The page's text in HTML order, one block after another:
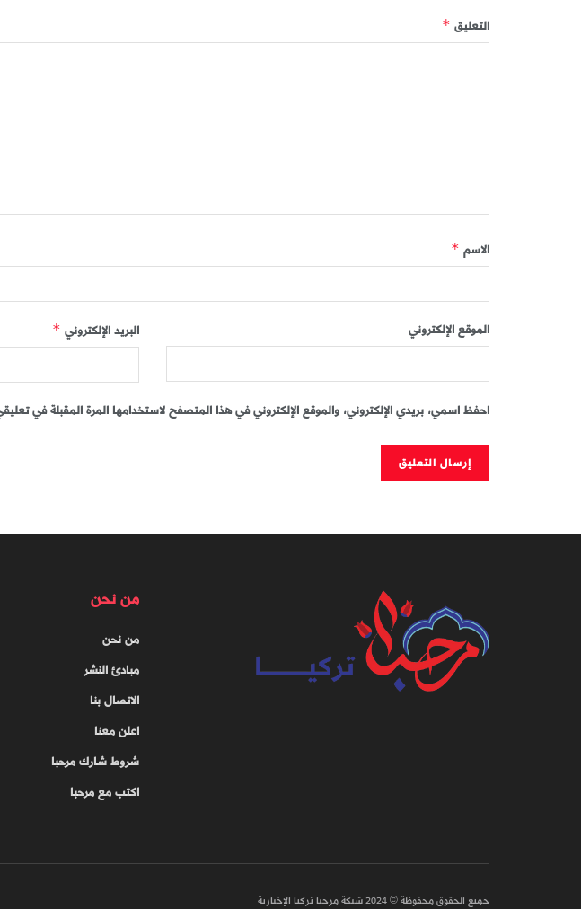
التعليق *
الاسم *
البريد الإلكتروني * الموقع الإلكتروني
احفظ اسمي، بريدي الإلكتروني، والموقع الإلكتروني في هذا المتصفح لاستخدامها المرة المقبلة في
من نحن
من نحن
مبادئ النشر
الاتصال بنا
اعلن معنا
شروط شارك مرحبا
اكتب مع مرحبا
جميع الحقوق محفوظة © 2024 شبكة مرحبا تركيا الإخبارية